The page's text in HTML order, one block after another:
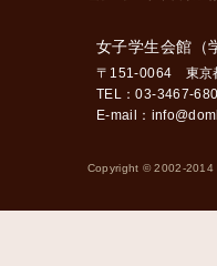
女子学生会館（
〒151-0064 東京
TEL：03-3467-
E-mail：
Copyright © 2002-2014